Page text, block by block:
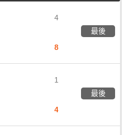
4
最後
8
1
最後
4